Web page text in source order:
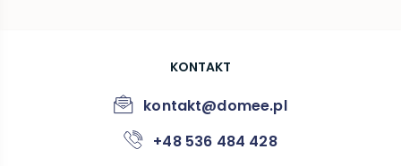
KONTAKT
kontakt@domee.pl
+48 536 484 428